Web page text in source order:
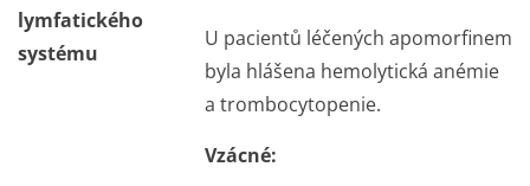
lymfatického
systému
U pacientů léčených apomorfinem
byla hlášena hemolytická anémie
a trombocytopenie.
Vzácné: